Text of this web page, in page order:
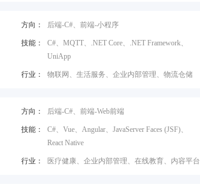
方向： 后端-C#、前端-小程序
技能：
C#、MQTT、.NET Core、.NET Framework、
UniApp
行业： 物联网、生活服务、企业内部管理、物流仓储
方向： 后端-C#、前端-Web前端
技能：
C#、Vue、Angular、JavaServer Faces (JSF)、
React Native
行业： 医疗健康、企业内部管理、在线教育、内容平台